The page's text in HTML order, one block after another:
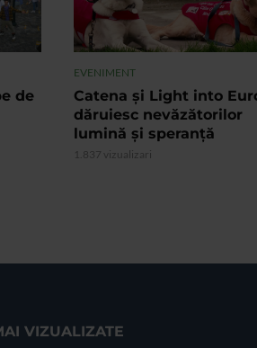
de
EVENIMENT
Catena și Light into
dăruiesc nevăzătorilor
lumină și speranță
1.837 vizualizari
VIZUALIZATE